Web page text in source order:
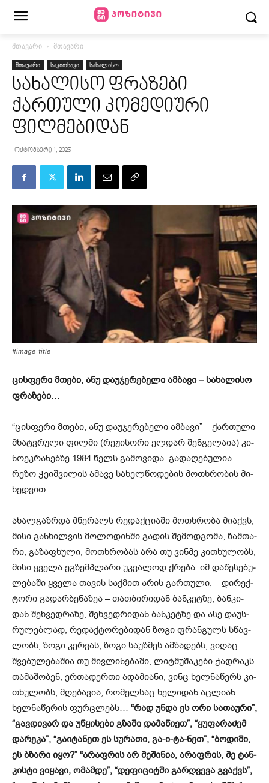
მთავარი მთავარი
მთავარი საკითხავი სახალისო
სახალისო ფრაზები
ქართული კომედიური
ფილმებიდან
ოქტომბერი 1, 2025
#image_title
ცის­ფე­რი მთე­ბი, ანუ და­უ­ჯე­რე­ბე­ლი ამ­ბა­ვი – სახალისო
ფრაზები…
“ცის­ფე­რი მთე­ბი, ანუ და­უ­ჯე­რე­ბე­ლი ამ­ბა­ვი” – ქარ­თუ­ლი
მხატ­ვრუ­ლი ფილ­მი (რე­ჟი­სო­რი ელ­დარ შენ­გე­ლა­ია) კი­
ნო­ეკ­რა­ნებ­ზე 1984 წელს გა­მო­ვი­და. გა­და­ღე­ბუ­ლია
რეზო ჭე­იშ­ვი­ლის ამა­ვე სა­ხელ­წო­დე­ბის მო­თხრო­ბის მი­
ხედ­ვით.
ახალ­გაზ­რდა მწე­რალს რე­დაქ­ცი­ა­ში მო­თხრო­ბა მი­აქვს,
მისი გან­ხილ­ვის მო­ლო­დინ­ში გა­დის შე­მოდ­გო­მა, ზამ­თა­
რი, გა­ზა­ფხუ­ლი, მო­თხრო­ბას არა თუ ვინ­მე კი­თხუ­ლობს,
მისი ყვე­ლა ეგ­ზემპლა­რი უკ­ვა­ლოდ ქრე­ბა. იმ და­წე­სე­ბუ­
ლე­ბა­ში ყვე­ლა თა­ვის საქ­მით არის გარ­თუ­ლი, – დი­რექ­
ტო­რი გა­დარ­ბე­ნა­ზეა – თათ­ბი­რი­დან ბან­კეტ­ზე, ბან­კი­
დან შეხ­ვედ­რა­ზე, შეხ­ვედ­რი­დან ბან­კეტ­ზე და ასე და­უს­
რუ­ლებ­ლად, რე­დაქ­ტო­რე­ბი­დან ზოგი ფრან­გულს სწავ­
ლობს, ზოგი კერ­ვას, ზოგი სა­უზ­მეს ამ­ზა­დებს, ვი­ღაც
შვე­ბუ­ლე­ბა­შია თუ მივ­ლი­ნე­ბა­ში, ლიტ­მუ­შა­კე­ბი ჭად­რაკს
თა­მა­შო­ბენ, ერ­თა­დერ­თი ადა­მი­ა­ნი, ვინც ხელ­ნა­წერს კი­
თხუ­ლობს, მღე­ბა­ვია, რო­მელ­საც ხე­ლი­დან აც­ლი­ან
ხელ­ნა­წე­რის ფურ­ცლებს… “რად უნდა ეს ორი სა­თა­უ­რი”,
“გავ­დი­ვარ და უწყი­სე­ბი გზა­ში და­მა­წი­ეთ”, “ყუ­ფა­რა­ძემ
და­რე­კა”, “გა­ი­ტა­ნეთ ეს სუ­რა­თი, გა-ი-ტა-ნეთ”, “ბო­დი­ში,
ეს ბზა­რი იყო?” “არაფ­რის არ მე­ში­ნია, არაფ­რის, მე ტან­
კის­ტი ვი­ყა­ვი, ომამ­დე”, “დე­ფი­ცი­ტში გარ­ღვე­ვა გვაქვს”,